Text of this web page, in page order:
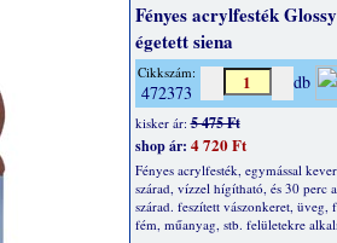
Fényes acrylfesték
égetett siena
Cikkszám:
472373 db
kisker ár:5 475 Ft
shop ár: 4 720 Ft
Fényes acrylfesték, egymással
szárad, vízzel hígítható, és 30 perc
szárad. feszített vászonkeret, üveg,
fém, műanyag, stb. felületekre